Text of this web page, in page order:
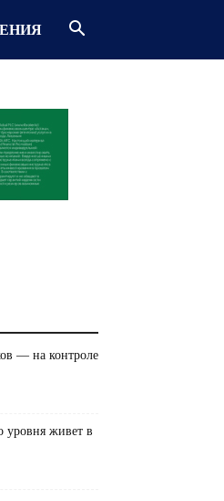
— на контроле
уровня живет в